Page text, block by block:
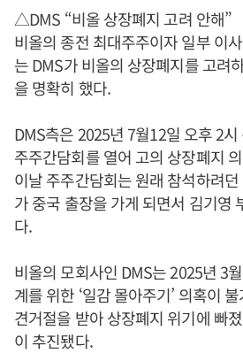
△DMS “비올 상장폐지 고려 안해”
비올의 종전 최대주주이자 일부 이
는 DMS가 비올의 상장폐지를 고려
을 명확히 했다.
DMS측은 2025년 7월12일 오후 2
주주간담회를 열어 고의 상장폐지
이날 주주간담회는 원래 참석하려
가 중국 출장을 가게 되면서 김기영
다.
비올의 모회사인 DMS는 2025년 3
계를 위한 ‘일감 몰아주기’ 의혹이
견거절을 받아 상장폐지 위기에 빠
이 추진됐다.